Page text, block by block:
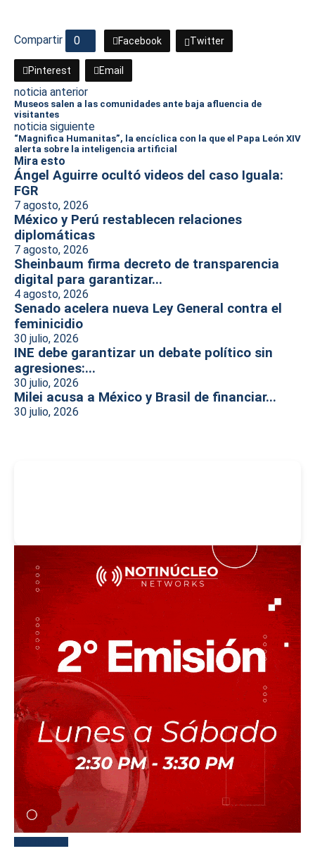
Compartir 0 Facebook Twitter
Pinterest Email
noticia anterior
Museos salen a las comunidades ante baja afluencia de
visitantes
noticia siguiente
“Magnifica Humanitas”, la encíclica con la que el Papa León XIV
alerta sobre la inteligencia artificial
Mira esto
Ángel Aguirre ocultó videos del caso Iguala:
FGR
7 agosto, 2026
México y Perú restablecen relaciones
diplomáticas
7 agosto, 2026
Sheinbaum firma decreto de transparencia
digital para garantizar...
4 agosto, 2026
Senado acelera nueva Ley General contra el
feminicidio
30 julio, 2026
INE debe garantizar un debate político sin
agresiones:...
30 julio, 2026
Milei acusa a México y Brasil de financiar...
30 julio, 2026